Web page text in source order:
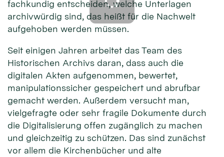
fachkundig entscheiden, welche Unterlagen
archivwürdig sind, das heißt für die Nachwelt
aufgehoben werden müssen.
Seit einigen Jahren arbeitet das Team des
Historischen Archivs daran, dass auch die
digitalen Akten aufgenommen, bewertet,
manipulationssicher gespeichert und abrufbar
gemacht werden. Außerdem versucht man,
vielgefragte oder sehr fragile Dokumente durch
die Digitalisierung offen zugänglich zu machen
und gleichzeitig zu schützen. Das sind zunächst
vor allem die Kirchenbücher und alte